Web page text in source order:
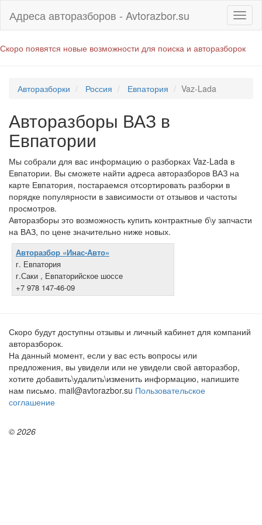
Адреса авторазборов - Avtorazbor.su
Скоро появятся новые возможности для поиска и авторазборок
Авторазборки Россия Евпатория Vaz-Lada
Авторазборы ВАЗ в
Евпатории
Мы собрали для вас информацию о разборках Vaz-Lada в
Евпатории. Вы сможете найти адреса авторазборов ВАЗ на
карте Евпатория, постараемся отсортировать разборки в
порядке популярности в зависимости от отзывов и частоты
просмотров.
Авторазборы это возможность купить контрактные б\у запчасти
на ВАЗ, по цене значительно ниже новых.
Авторазбор «Инас-Авто»
г. Евпатория
г.Саки , Евпаторийское шоссе
+7 978 147-46-09
Скоро будут доступны отзывы и личный кабинет для компаний
авторазборок.
На данный момент, если у вас есть вопросы или
предложения, вы увидели или не увидели свой авторазбор,
хотите добавить\удалить\изменить информацию, напишите
нам письмо. mail@avtorazbor.su Пользовательское
соглашение
© 2026